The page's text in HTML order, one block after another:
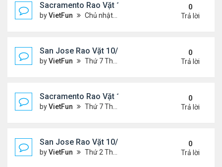
Sacramento Rao Vặt 10/29/21 - 11/5/21
byVietFun Chủ nhật Tháng 10 31, 2021 11:59 am
0
Trả lời
San Jose Rao Vặt 10/22/21 - 10/29/21
byVietFun Thứ 7 Tháng 10 23, 2021 8:17 am
0
Trả lời
Sacramento Rao Vặt 10/22/21 - 10/29/21
byVietFun Thứ 7 Tháng 10 23, 2021 8:10 am
0
Trả lời
San Jose Rao Vặt 10/15/21- 10/22/21
byVietFun Thứ 2 Tháng 10 18, 2021 9:32 pm
0
Trả lời